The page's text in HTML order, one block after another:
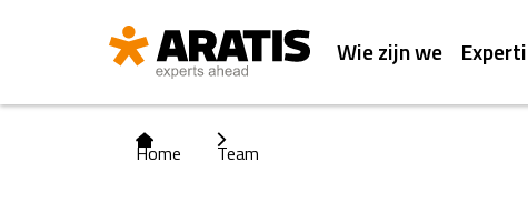
Wie zijn we
Home Team